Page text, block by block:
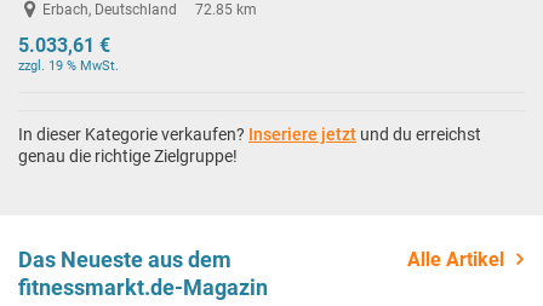
Erbach, Deutschland 72.85 km
5.033,61 €
zzgl. 19 % MwSt.
In dieser Kategorie verkaufen? Inseriere jetzt und du erreichst
genau die richtige Zielgruppe!
Das Neueste aus dem
fitnessmarkt.de-Magazin
Alle Artikel